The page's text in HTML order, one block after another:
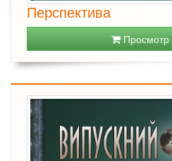
Перспектива
Просмотр